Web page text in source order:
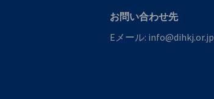
お問い合わせ先
Eメール: info@dihkj.or.jp